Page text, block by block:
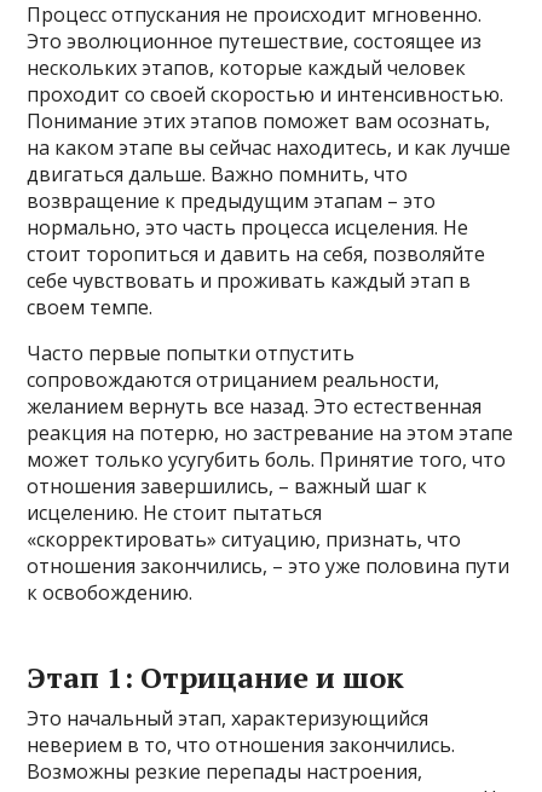
Процесс отпускания не происходит мгновенно.
Это эволюционное путешествие, состоящее из
нескольких этапов, которые каждый человек
проходит со своей скоростью и интенсивностью.
Понимание этих этапов поможет вам осознать,
на каком этапе вы сейчас находитесь, и как лучше
двигаться дальше. Важно помнить, что
возвращение к предыдущим этапам – это
нормально, это часть процесса исцеления. Не
стоит торопиться и давить на себя, позволяйте
себе чувствовать и проживать каждый этап в
своем темпе.
Часто первые попытки отпустить
сопровождаются отрицанием реальности,
желанием вернуть все назад. Это естественная
реакция на потерю, но застревание на этом этапе
может только усугубить боль. Принятие того, что
отношения завершились, – важный шаг к
исцелению. Не стоит пытаться
«скорректировать» ситуацию, признать, что
отношения закончились, – это уже половина пути
к освобождению.
Этап 1: Отрицание и шок
Это начальный этап, характеризующийся
неверием в то, что отношения закончились.
Возможны резкие перепады настроения,